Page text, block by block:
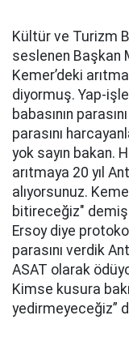
Kültür ve Turizm
seslenen Başkan
Kemer’deki
diyormuş. Yap-
babasının
parasını
yok sayın bakan.
arıtmaya 20 yıl
alıyorsunuz.
bitireceğiz"
Ersoy diye
parasını verdik
ASAT olarak
Kimse kusura
yedirmeyeceğiz”